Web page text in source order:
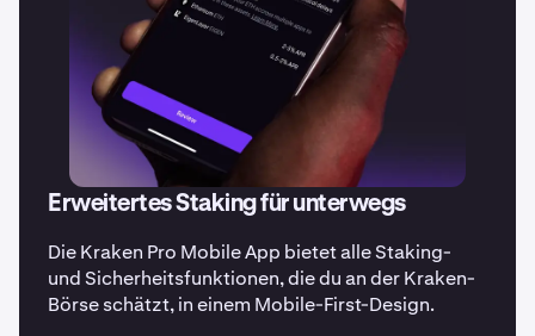
Erweitertes Staking für unterwegs
Die Kraken Pro Mobile App bietet alle Staking-
und Sicherheitsfunktionen, die du an der Kraken-
Börse schätzt, in einem Mobile-First-Design.